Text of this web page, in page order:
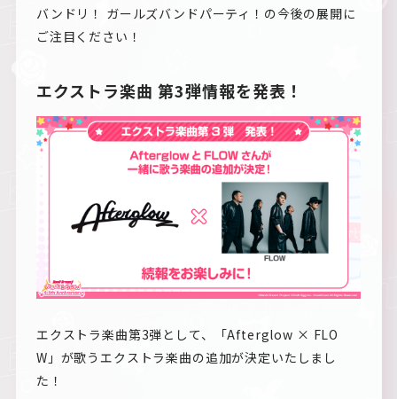
バンドリ！ ガールズバンドパーティ！の今後の展開に
ご注目ください！
エクストラ楽曲 第3弾情報を発表！
エクストラ楽曲第3弾として、「Afterglow × FLO
W」が歌うエクストラ楽曲の追加が決定いたしまし
た！